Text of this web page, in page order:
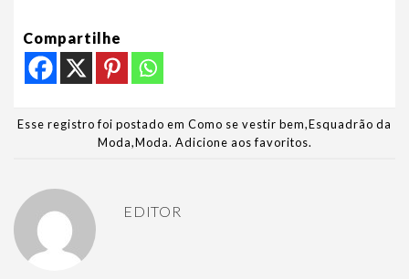
Compartilhe
Esse registro foi postado em Como se vestir bem,Esquadrão da
Moda,Moda. Adicione aos favoritos.
EDITOR